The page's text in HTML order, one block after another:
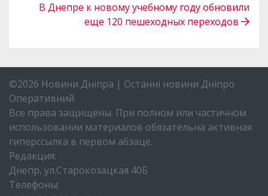
В Днепре к новому учебному году обновили
еще 120 пешеходных переходов
©2026 Новини Дніпра | Останні новини Дніпро
Оперативний
Все права защищены. При полном или частичном
использовании материалов обязательна активная
гиперссылка в первом абзаце.
Редакция:
Днепр, ул.Старокозацкая 40Б
Телефоны: